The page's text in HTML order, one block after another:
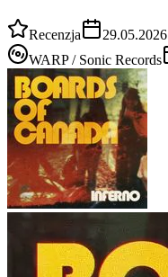
Recenzja 29.05.2026
WARP / Sonic Records